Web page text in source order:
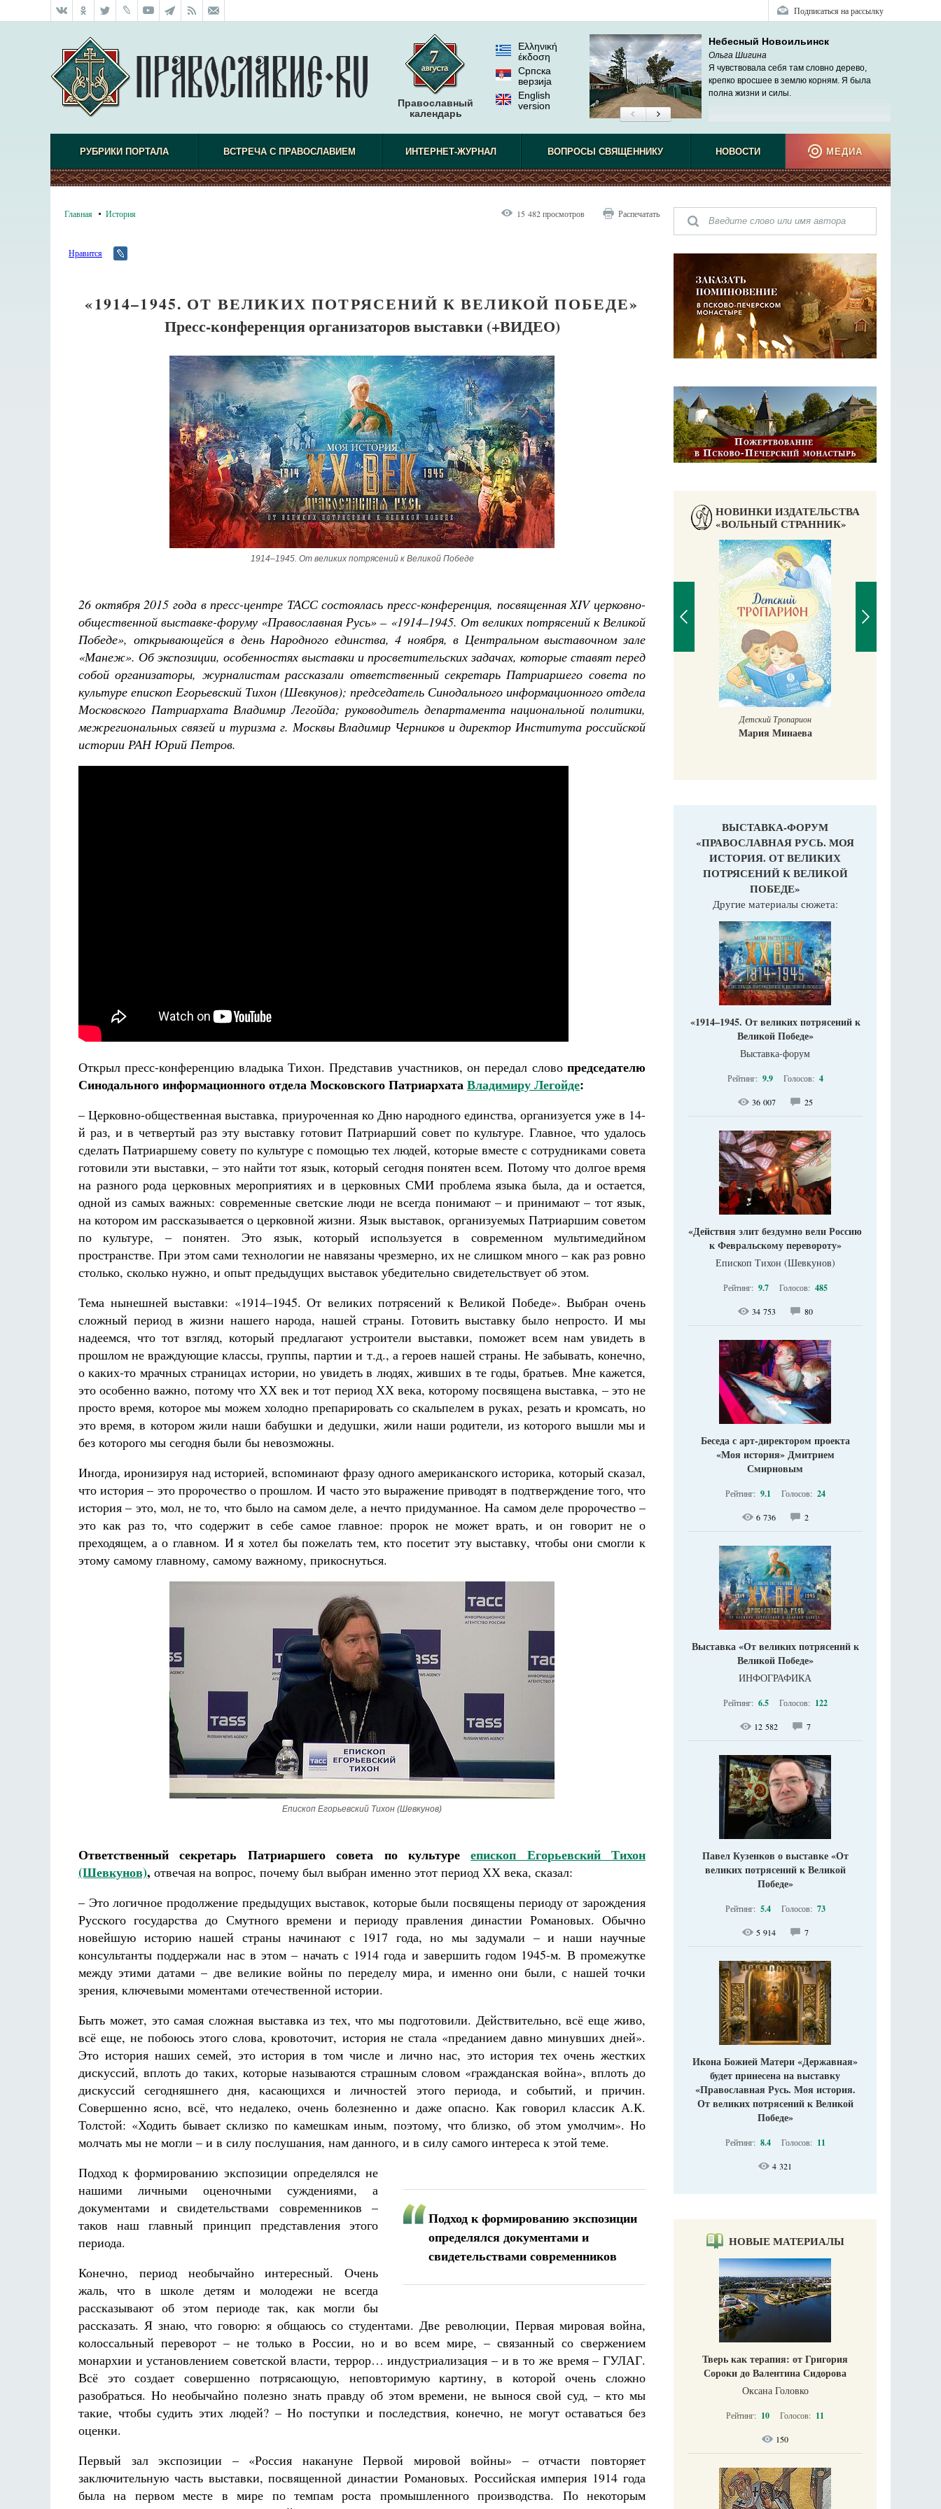
Подписаться на рассылку
Православный
календарь
Ελληνική
έκδοση
Српска
верзиjа
English
version
Небесный Новоильинск
Ольга Шигина
Я чувствовала себя там словно дерево,
крепко вросшее в землю корням. Я была
полна жизни и силы.
РУБРИКИ ПОРТАЛА ВСТРЕЧА С ПРАВОСЛАВИЕМ ИНТЕРНЕТ-ЖУРНАЛ ВОПРОСЫ СВЯЩЕННИКУ НОВОСТИ МЕДИА
Главная История 15 482 просмотров Распечатать
Нравится
«1914–1945. ОТ ВЕЛИКИХ ПОТРЯСЕНИЙ К ВЕЛИКОЙ ПОБЕДЕ»
Пресс-конференция организаторов выставки (+ВИДЕО)
1914–1945. От великих потрясений к Великой Победе
26 октября 2015 года в пресс-центре ТАСС состоялась пресс-конференция, посвященная XIV церковно-
общественной выставке-форуму «Православная Русь» – «1914–1945. От великих потрясений к Великой
Победе», открывающейся в день Народного единства, 4 ноября, в Центральном выставочном зале
«Манеж». Об экспозиции, особенностях выставки и просветительских задачах, которые ставят перед
собой организаторы, журналистам рассказали ответственный секретарь Патриаршего совета по
культуре епископ Егорьевский Тихон (Шевкунов); председатель Синодального информационного отдела
Московского Патриархата Владимир Легойда; руководитель департамента национальной политики,
межрегиональных связей и туризма г. Москвы Владимир Черников и директор Института российской
истории РАН Юрий Петров.
Открыл пресс-конференцию владыка Тихон. Представив участников, он передал слово председателю
Синодального информационного отдела Московского ПатриархатаВладимиру Легойде:
– Церковно-общественная выставка, приуроченная ко Дню народного единства, организуется уже в 14-
й раз, и в четвертый раз эту выставку готовит Патриарший совет по культуре. Главное, что удалось
сделать Патриаршему совету по культуре с помощью тех людей, которые вместе с сотрудниками совета
готовили эти выставки, – это найти тот язык, который сегодня понятен всем. Потому что долгое время
на разного рода церковных мероприятиях и в церковных СМИ проблема языка была, да и остается,
одной из самых важных: современные светские люди не всегда понимают – и принимают – тот язык,
на котором им рассказывается о церковной жизни. Язык выставок, организуемых Патриаршим советом
по культуре, – понятен. Это язык, который используется в современном мультимедийном
пространстве. При этом сами технологии не навязаны чрезмерно, их не слишком много – как раз ровно
столько, сколько нужно, и опыт предыдущих выставок убедительно свидетельствует об этом.
Тема нынешней выставки: «1914–1945. От великих потрясений к Великой Победе». Выбран очень
сложный период в жизни нашего народа, нашей страны. Готовить выставку было непросто. И мы
надеемся, что тот взгляд, который предлагают устроители выставки, поможет всем нам увидеть в
прошлом не враждующие классы, группы, партии и т.д., а героев нашей страны. Не забывать, конечно,
о каких-то мрачных страницах истории, но увидеть в людях, живших в те годы, братьев. Мне кажется,
это особенно важно, потому что ХХ век и тот период ХХ века, которому посвящена выставка, – это не
просто время, которое мы можем холодно препарировать со скальпелем в руках, резать и кромсать, но
это время, в котором жили наши бабушки и дедушки, жили наши родители, из которого вышли мы и
без которого мы сегодня были бы невозможны.
Иногда, иронизируя над историей, вспоминают фразу одного американского историка, который сказал,
что история – это пророчество о прошлом. И часто это выражение приводят в подтверждение того, что
история – это, мол, не то, что было на самом деле, а нечто придуманное. На самом деле пророчество –
это как раз то, что содержит в себе самое главное: пророк не может врать, и он говорит не о
преходящем, а о главном. И я хотел бы пожелать тем, кто посетит эту выставку, чтобы они смогли к
этому самому главному, самому важному, прикоснуться.
Епископ Егорьевский Тихон (Шевкунов)
Ответственный секретарь Патриаршего совета по культуреепископ Егорьевский Тихон
(Шевкунов), отвечая на вопрос, почему был выбран именно этот период ХХ века, сказал:
– Это логичное продолжение предыдущих выставок, которые были посвящены периоду от зарождения
Русского государства до Смутного времени и периоду правления династии Романовых. Обычно
новейшую историю нашей страны начинают с 1917 года, но мы задумали – и наши научные
консультанты поддержали нас в этом – начать с 1914 года и завершить годом 1945-м. В промежутке
между этими датами – две великие войны по переделу мира, и именно они были, с нашей точки
зрения, ключевыми моментами отечественной истории.
Быть может, это самая сложная выставка из тех, что мы подготовили. Действительно, всё еще живо,
всё еще, не побоюсь этого слова, кровоточит, история не стала «преданием давно минувших дней».
Это история наших семей, это история в том числе и лично нас, это история тех очень жестких
дискуссий, вплоть до таких, которые называются страшным словом «гражданская война», вплоть до
дискуссий сегодняшнего дня, касающихся и личностей этого периода, и событий, и причин.
Совершенно ясно, всё, что недалеко, очень болезненно и даже опасно. Как говорил классик А.К.
Толстой: «Ходить бывает склизко по камешкам иным, поэтому, что близко, об этом умолчим». Но
молчать мы не могли – и в силу послушания, нам данного, и в силу самого интереса к этой теме.
Подход к формированию экспозиции
определялся документами и
свидетельствами современников
Подход к формированию экспозиции определялся не
нашими личными оценочными суждениями, а
документами и свидетельствами современников –
таков наш главный принцип представления этого
периода.
Конечно, период необычайно интересный. Очень
жаль, что в школе детям и молодежи не всегда
рассказывают об этом периоде так, как могли бы
рассказать. Я знаю, что говорю: я общаюсь со студентами. Две революции, Первая мировая война,
колоссальный переворот – не только в России, но и во всем мире, – связанный со свержением
монархии и установлением советской власти, террор… индустриализация – и в то же время – ГУЛАГ.
Всё это создает совершенно потрясающую, неповторимую картину, в которой очень сложно
разобраться. Но необычайно полезно знать правду об этом времени, не вынося свой суд, – кто мы
такие, чтобы судить этих людей? – Но поступки и последствия, конечно, не могут оставаться без
оценки.
Первый зал экспозиции – «Россия накануне Первой мировой войны» – отчасти повторяет
заключительную часть выставки, посвященной династии Романовых. Российская империя 1914 года
была на первом месте в мире по темпам роста промышленного производства. По некоторым
НОВИНКИ ИЗДАТЕЛЬСТВА
«ВОЛЬНЫЙ СТРАННИК»
Чудесное путешествие Нильса с дикими гусями.
С православными комментариями
Сельма Лагерлёф
Детский помянник
Татьяна Никольская Детский Апостол
Татьяна Никольская Детский Тропарион
Мария Минаева
ВЫСТАВКА-ФОРУМ
«ПРАВОСЛАВНАЯ РУСЬ. МОЯ
ИСТОРИЯ. ОТ ВЕЛИКИХ
ПОТРЯСЕНИЙ К ВЕЛИКОЙ
ПОБЕДЕ»
Другие материалы сюжета:
«1914–1945. От великих потрясений к
Великой Победе»
Выставка-форум
Рейтинг: 9.9 Голосов: 4
36 007 25
«Действия элит бездумно вели Россию
к Февральскому перевороту»
Епископ Тихон (Шевкунов)
Рейтинг: 9.7 Голосов: 485
34 753 80
Беседа с арт-директором проекта
«Моя история» Дмитрием
Смирновым
Рейтинг: 9.1 Голосов: 24
6 736 2
Выставка «От великих потрясений к
Великой Победе»
ИНФОГРАФИКА
Рейтинг: 6.5 Голосов: 122
12 582 7
Павел Кузенков о выставке «От
великих потрясений к Великой
Победе»
Рейтинг: 5.4 Голосов: 73
5 914 7
Икона Божией Матери «Державная»
будет принесена на выставку
«Православная Русь. Моя история.
От великих потрясений к Великой
Победе»
Рейтинг: 8.4 Голосов: 11
4 321
НОВЫЕ МАТЕРИАЛЫ
Тверь как терапия: от Григория
Сороки до Валентина Сидорова
Оксана Головко
Рейтинг: 10 Голосов: 11
150